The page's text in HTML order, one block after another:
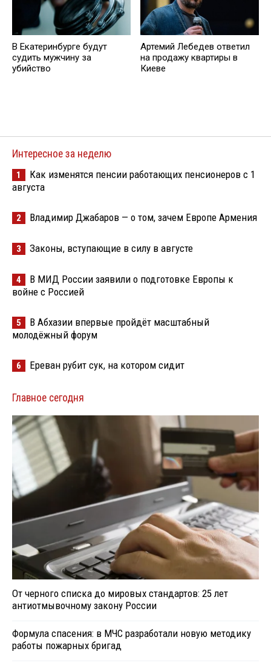
В Екатеринбурге будут
судить мужчину за
убийство
Артемий Лебедев ответил
на продажу квартиры в
Киеве
Интересное за неделю
1
Как изменятся пенсии работающих пенсионеров с 1
августа
2 Владимир Джабаров — о том, зачем Европе Армения
3 Законы, вступающие в силу в августе
4
В МИД России заявили о подготовке Европы к
войне с Россией
5
В Абхазии впервые пройдёт масштабный
молодёжный форум
6 Ереван рубит сук, на котором сидит
Главное сегодня
От черного списка до мировых стандартов: 25 лет
антиотмывочному закону России
Формула спасения: в МЧС разработали новую методику
работы пожарных бригад